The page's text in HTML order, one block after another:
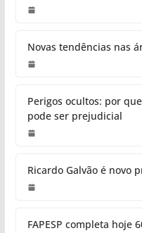
Novas tendências nas
Perigos ocultos: por
pode ser prejudicial
Ricardo Galvão é novo
FAPESP completa hoje